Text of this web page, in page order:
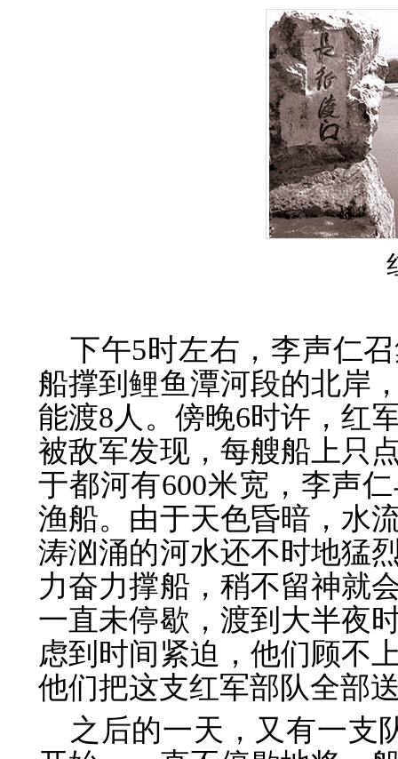
下午5时左右，李声仁
船撑到鲤鱼潭河段的北岸
能渡8人。傍晚6时许，红
被敌军发现，每艘船上只
于都河有600米宽，李声
渔船。由于天色昏暗，水
涛汹涌的河水还不时地猛
力奋力撑船，稍不留神就
一直未停歇，渡到大半夜
虑到时间紧迫，他们顾不
他们把这支红军部队全部
之后的一天，又有一支